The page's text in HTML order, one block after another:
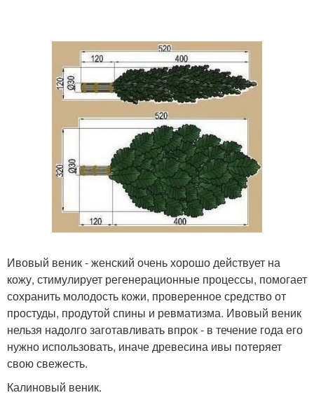
Ивовый веник - женский очень хорошо действует на
кожу, стимулирует регенерационные процессы, помогает
сохранить молодость кожи, проверенное средство от
простуды, продутой спины и ревматизма. Ивовый веник
нельзя надолго заготавливать впрок - в течение года его
нужно использовать, иначе древесина ивы потеряет
свою свежесть.
Калиновый веник.